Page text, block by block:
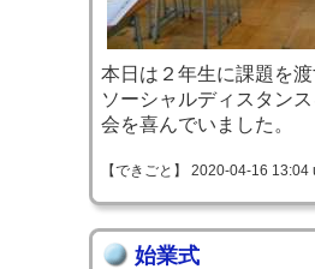
本日は２年生に課題を
ソーシャルディスタン
会を喜んでいました。
【できごと】 2020-04-16 13:04
始業式